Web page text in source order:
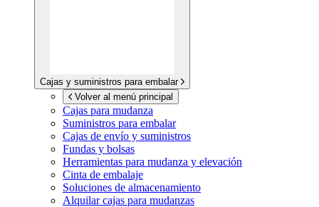
Cajas y suministros para embalar
Volver al menú principal
Cajas para mudanza
Suministros para embalar
Cajas de envío y suministros
Fundas y bolsas
Herramientas para mudanza y elevación
Cinta de embalaje
Soluciones de almacenamiento
Alquilar cajas para mudanzas